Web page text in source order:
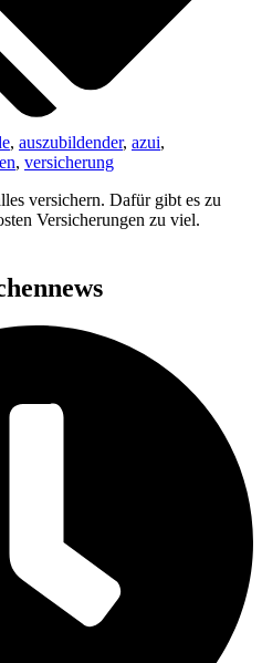
, auszubildender, azui,
, versicherung
versichern. Dafür gibt es zu
Versicherungen zu viel.